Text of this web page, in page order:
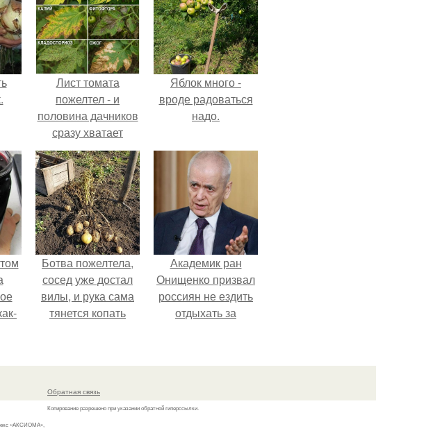
Лист томата
пожелтел - и
половина дачников
сразу хватает
удобрение.
Яблок много -
вроде радоваться
надо.
Ботва пожелтела,
сосед уже достал
вилы, и рука сама
тянется копать
Академик ран
Онищенко призвал
россиян не ездить
отдыхать за
Когда у нас в
«АКСИОМА»,
Обратная связь
Копирование разрешено при указании обратной гиперссылки.